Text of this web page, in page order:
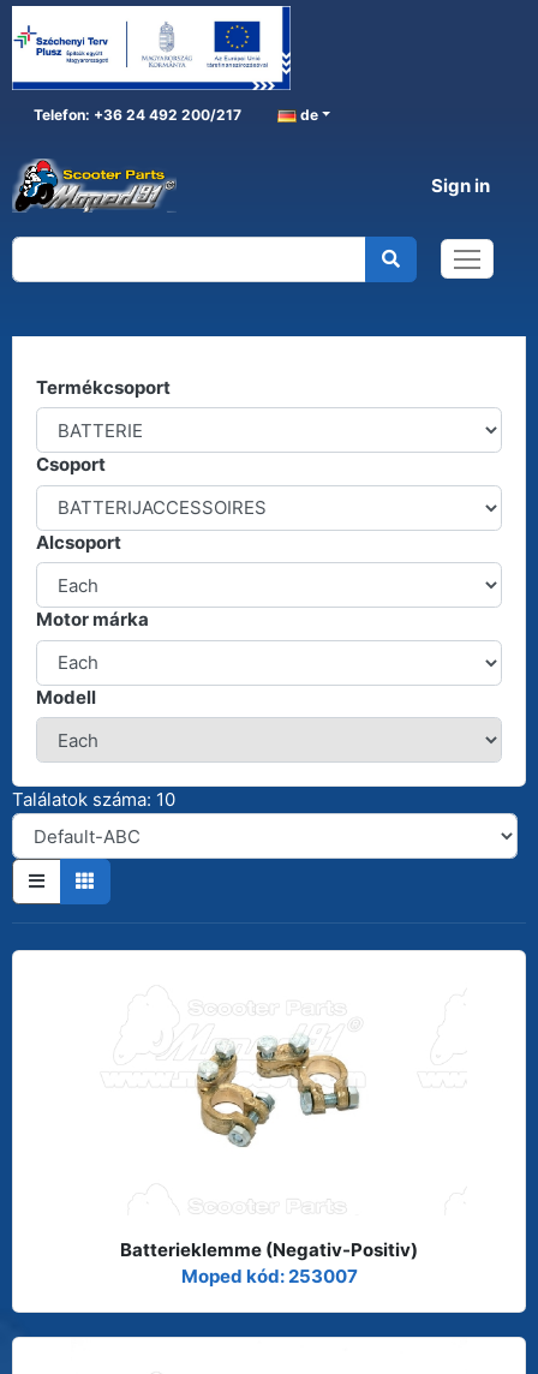
Telefon: +36 24 492 200/217 de
Sign in
BATTERIE
Termékcsoport
Csoport
Alcsoport
Motor márka
Modell
Találatok száma: 10
Batterieklemme (Negativ-Positiv)
Moped kód: 253007